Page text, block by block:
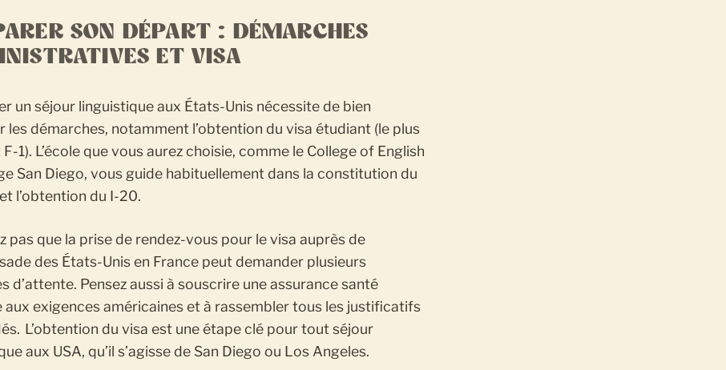
SON DÉPART : DÉMARCHES
ET VISA
un séjour linguistique aux États-Unis nécessite de bien
les démarches, notamment l’obtention du visa étudiant (le plus
1). L’école que vous aurez choisie, comme le College of English
San Diego, vous guide habituellement dans la constitution du
l’obtention du I-20.
pas que la prise de rendez-vous pour le visa auprès de
des États-Unis en France peut demander plusieurs
d’attente. Pensez aussi à souscrire une assurance santé
aux exigences américaines et à rassembler tous les justificatifs
L’obtention du visa est une étape clé pour tout séjour
aux USA, qu’il s’agisse de San Diego ou Los Angeles.